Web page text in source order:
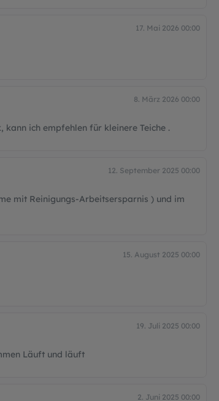
17. Mai 2026 00:00
8. März 2026 00:00
kann ich empfehlen für kleinere Teiche .
12. September 2025 00:00
mit Reinigungs-Arbeitsersparnis ) und im
15. August 2025 00:00
19. Juli 2025 00:00
Läuft und läuft
2. Juni 2025 00:00